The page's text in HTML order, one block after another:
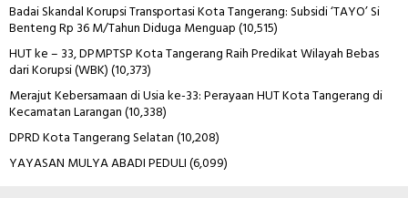
Badai Skandal Korupsi Transportasi Kota Tangerang: Subsidi ‘TAYO’ Si
Benteng Rp 36 M/Tahun Diduga Menguap(10,515)
HUT ke – 33, DPMPTSP Kota Tangerang Raih Predikat Wilayah Bebas
dari Korupsi (WBK)(10,373)
Merajut Kebersamaan di Usia ke-33: Perayaan HUT Kota Tangerang di
Kecamatan Larangan(10,338)
DPRD Kota Tangerang Selatan(10,208)
YAYASAN MULYA ABADI PEDULI(6,099)